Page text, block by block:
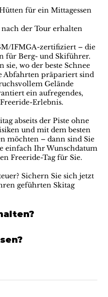
für ein Mittagessen
nach der Tour erhalten
IFMGA-zertifiziert – die
für Berg- und Skiführer.
sie, wo der beste Schnee
Abfahrten präpariert sind
Gelände
ein aufregendes,
Erlebnis.
abseits der Piste ohne
und mit dem besten
möchten – dann sind Sie
einfach Ihr Wunschdatum
Freeride-Tag für Sie.
Sichern Sie sich jetzt
geführten Skitag